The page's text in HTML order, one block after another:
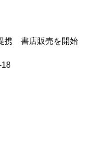
携 書店販売を開始